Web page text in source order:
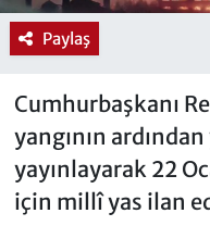
Paylaş
Cumhurbaşkanı
yangının
yayınlayarak 22
için millî yas ilan